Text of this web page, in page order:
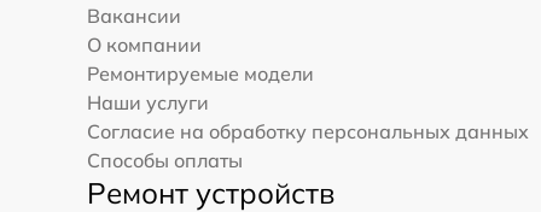
Вакансии
О компании
Ремонтируемые модели
Наши услуги
Согласие на обработку персональных данных
Способы оплаты
Ремонт устройств